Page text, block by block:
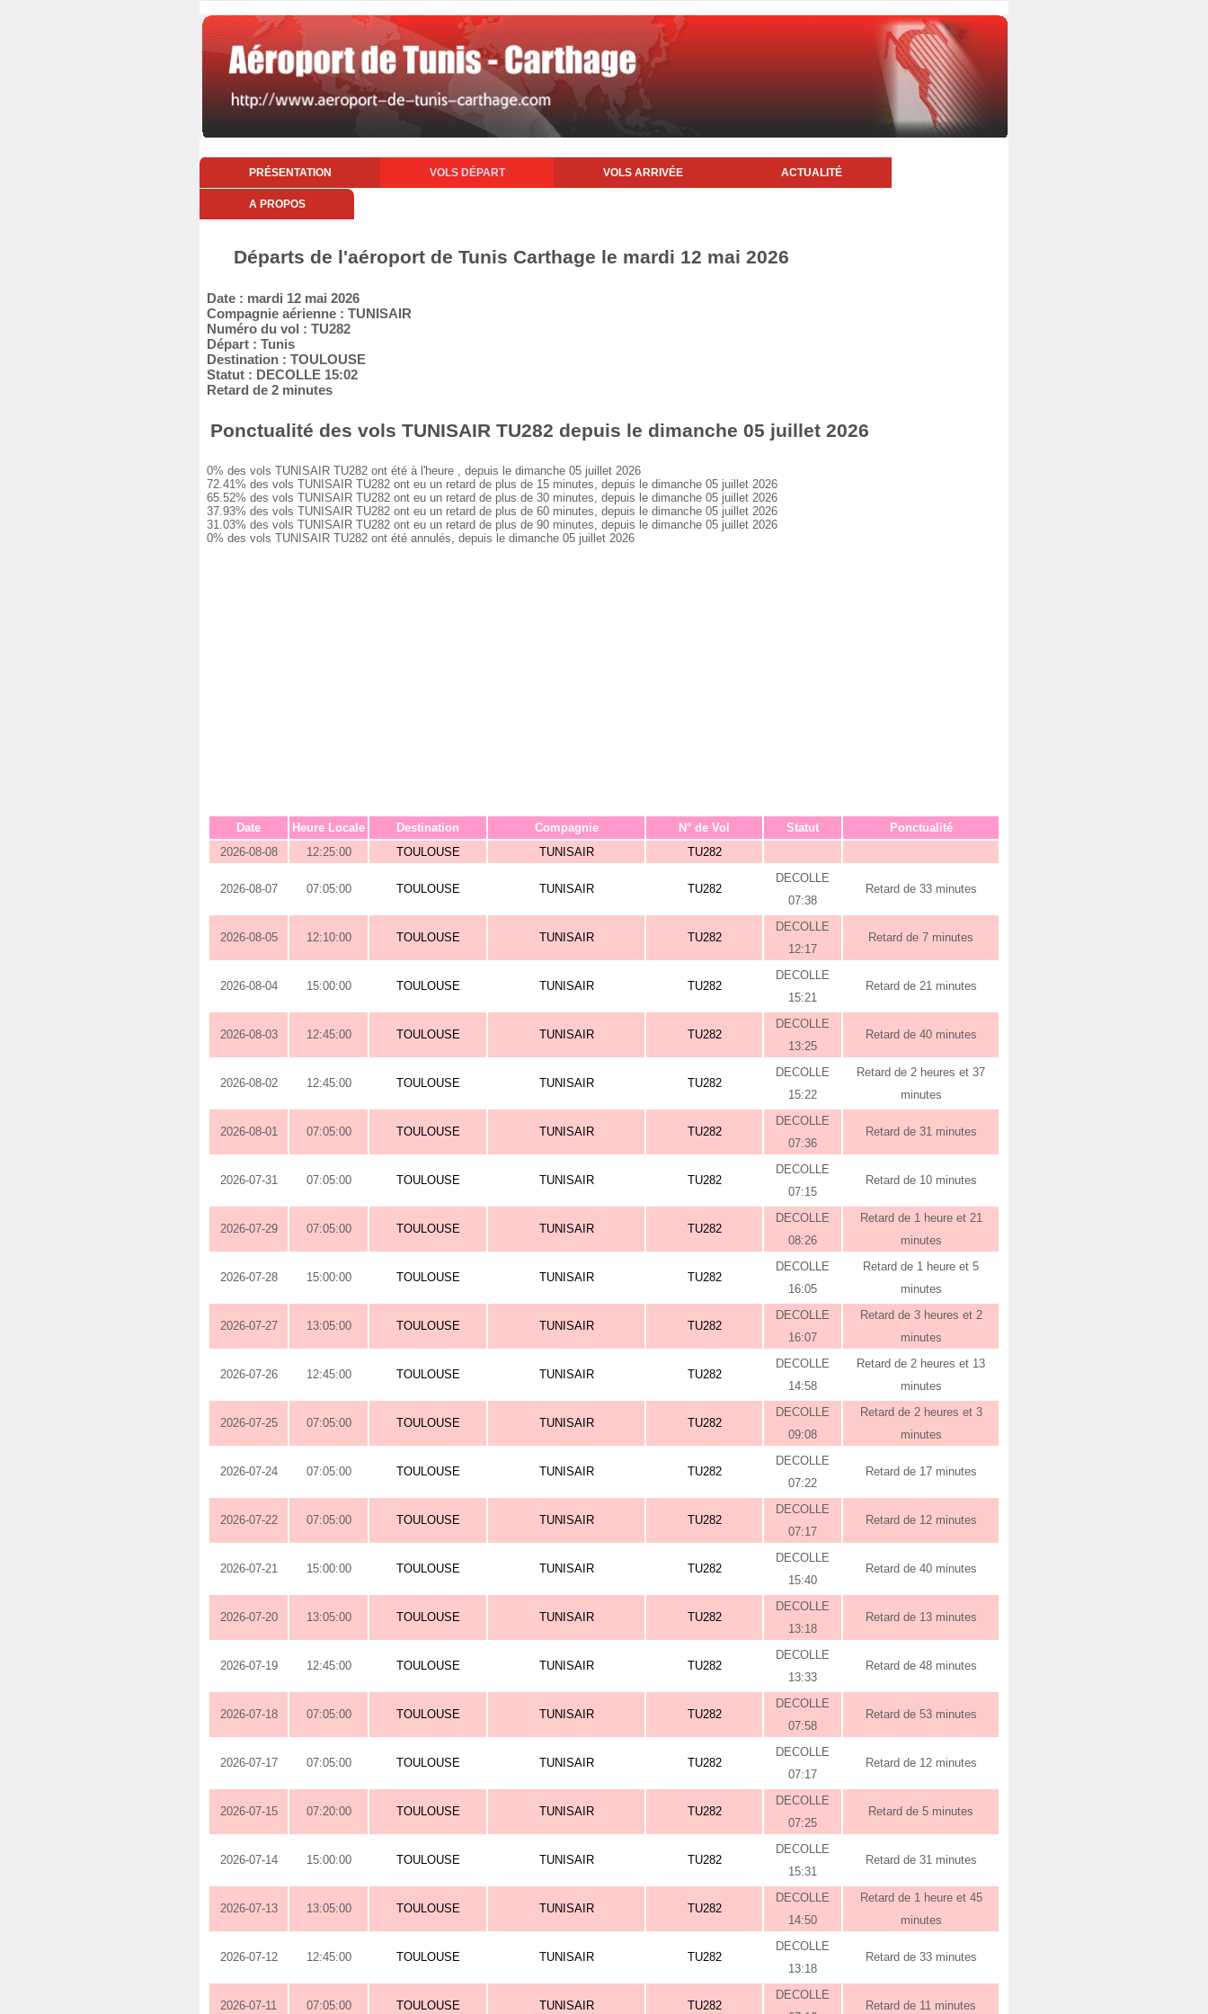
PRÉSENTATION VOLS DÉPART VOLS ARRIVÉE ACTUALITÉ
A PROPOS
Départs de l'aéroport de Tunis Carthage le mardi 12 mai 2026
Date : mardi 12 mai 2026
Compagnie aérienne : TUNISAIR
Numéro du vol : TU282
Départ : Tunis
Destination : TOULOUSE
Statut : DECOLLE 15:02
Retard de 2 minutes
Ponctualité des vols TUNISAIR TU282 depuis le dimanche 05 juillet 2026
0% des vols TUNISAIR TU282 ont été à l'heure , depuis le dimanche 05 juillet 2026
72.41% des vols TUNISAIR TU282 ont eu un retard de plus de 15 minutes, depuis le dimanche 05 juillet 2026
65.52% des vols TUNISAIR TU282 ont eu un retard de plus de 30 minutes, depuis le dimanche 05 juillet 2026
37.93% des vols TUNISAIR TU282 ont eu un retard de plus de 60 minutes, depuis le dimanche 05 juillet 2026
31.03% des vols TUNISAIR TU282 ont eu un retard de plus de 90 minutes, depuis le dimanche 05 juillet 2026
0% des vols TUNISAIR TU282 ont été annulés, depuis le dimanche 05 juillet 2026
Date Heure Locale Destination Compagnie N° de Vol Statut
Ponctualité
2026-08-08
12:25:00 TOULOUSE TUNISAIR TU282
2026-08-07 07:05:00 TOULOUSE TUNISAIR TU282
DECOLLE
07:38
Retard de 33 minutes
2026-08-05 12:10:00 TOULOUSE TUNISAIR TU282
DECOLLE
12:17
Retard de 7 minutes
2026-08-04 15:00:00 TOULOUSE TUNISAIR TU282
DECOLLE
15:21
Retard de 21 minutes
2026-08-03 12:45:00 TOULOUSE TUNISAIR TU282
DECOLLE
13:25
Retard de 40 minutes
2026-08-02 12:45:00 TOULOUSE TUNISAIR TU282
DECOLLE
15:22
Retard de 2 heures et 37
minutes
2026-08-01 07:05:00 TOULOUSE TUNISAIR TU282
DECOLLE
07:36
Retard de 31 minutes
2026-07-31 07:05:00 TOULOUSE TUNISAIR TU282
DECOLLE
07:15
Retard de 10 minutes
2026-07-29 07:05:00 TOULOUSE TUNISAIR TU282
DECOLLE
08:26
Retard de 1 heure et 21
minutes
2026-07-28 15:00:00 TOULOUSE TUNISAIR TU282
DECOLLE
16:05
Retard de 1 heure et 5
minutes
2026-07-27 13:05:00 TOULOUSE TUNISAIR TU282
DECOLLE
16:07
Retard de 3 heures et 2
minutes
2026-07-26 12:45:00 TOULOUSE TUNISAIR TU282
DECOLLE
14:58
Retard de 2 heures et 13
minutes
2026-07-25 07:05:00 TOULOUSE TUNISAIR TU282
DECOLLE
09:08
Retard de 2 heures et 3
minutes
2026-07-24 07:05:00 TOULOUSE TUNISAIR TU282
DECOLLE
07:22
Retard de 17 minutes
2026-07-22 07:05:00 TOULOUSE TUNISAIR TU282
DECOLLE
07:17
Retard de 12 minutes
2026-07-21 15:00:00 TOULOUSE TUNISAIR TU282
DECOLLE
15:40
Retard de 40 minutes
2026-07-20 13:05:00 TOULOUSE TUNISAIR TU282
DECOLLE
13:18
Retard de 13 minutes
2026-07-19 12:45:00 TOULOUSE TUNISAIR TU282
DECOLLE
13:33
Retard de 48 minutes
2026-07-18 07:05:00 TOULOUSE TUNISAIR TU282
DECOLLE
07:58
Retard de 53 minutes
2026-07-17 07:05:00 TOULOUSE TUNISAIR TU282
DECOLLE
07:17
Retard de 12 minutes
2026-07-15 07:20:00 TOULOUSE TUNISAIR TU282
DECOLLE
07:25
Retard de 5 minutes
2026-07-14 15:00:00 TOULOUSE TUNISAIR TU282
DECOLLE
15:31
Retard de 31 minutes
2026-07-13 13:05:00 TOULOUSE TUNISAIR TU282
DECOLLE
14:50
Retard de 1 heure et 45
minutes
2026-07-12 12:45:00 TOULOUSE TUNISAIR TU282
DECOLLE
13:18
Retard de 33 minutes
2026-07-11 07:05:00 TOULOUSE TUNISAIR TU282
DECOLLE
Retard de 11 minutes